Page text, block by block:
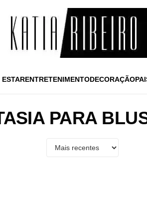
ENTRETENIMENTODECORAÇÃO
PARA